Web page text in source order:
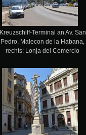
Kreuzschiff-Terminal an Av. San
Pedro, Malecon de la Habana,
rechts: Lonja del Comercio